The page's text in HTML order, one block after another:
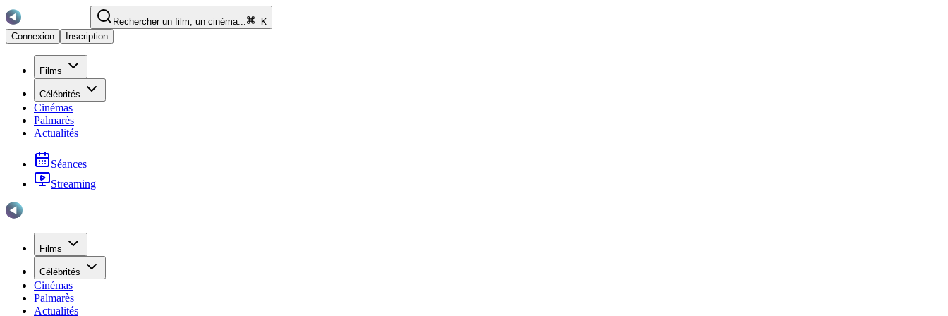
Rechercher un film, un cinéma...
K
Connexion
Inscription
Films
Célébrités
Cinémas
Palmarès
Actualités
Séances
Streaming
Films
Célébrités
Cinémas
Palmarès
Actualités